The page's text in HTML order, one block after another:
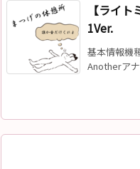
【ライ
1Ver.
基本情報機
Anotherア